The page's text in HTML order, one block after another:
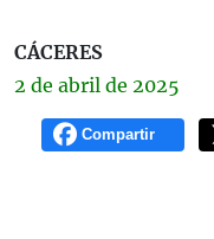
CÁCERES
2 de abril de 2025
Compartir